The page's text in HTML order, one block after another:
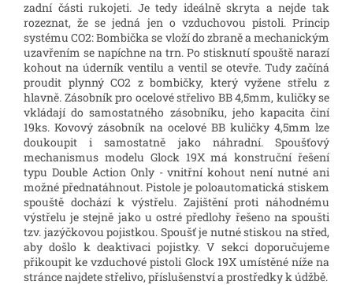
zadní části rukojeti. Je tedy ideálně skryta a nejde tak
rozeznat, že se jedná jen o vzduchovou pistoli. Princip
systému CO2: Bombička se vloží do zbraně a mechanickým
uzavřením se napíchne na trn. Po stisknutí spouště narazí
kohout na úderník ventilu a ventil se otevře. Tudy začíná
proudit plynný CO2 z bombičky, který vyžene střelu z
hlavně. Zásobník pro ocelové střelivo BB 4,5mm, kuličky se
vkládají do samostatného zásobníku, jeho kapacita činí
19ks. Kovový zásobník na ocelové BB kuličky 4,5mm lze
doukoupit i samostatně jako náhradní. Spoušťový
mechanismus modelu Glock 19X má konstruční řešení
typu Double Action Only - vnitřní kohout není nutné ani
možné přednatáhnout. Pistole je poloautomatická stiskem
spouště dochází k výstřelu. Zajištění proti náhodnému
výstřelu je stejně jako u ostré předlohy řešeno na spoušti
tzv. jazýčkovou pojistkou. Spoušť je nutné stiskou na střed,
aby došlo k deaktivaci pojistky.V sekci doporučujeme
přikoupit ke vzduchové pistoli Glock 19X umístěné níže na
stránce najdete střelivo, příslušenství a prostředky k údžbě.